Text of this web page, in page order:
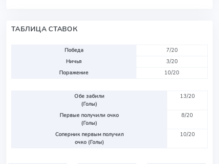
ТАБЛИЦА СТАВОК
Победа
7/20
Ничья
3/20
Поражение
10/20
Обе забили
(Голы)
13/20
Первые получили очко
(Голы)
8/20
Соперник первым получил
очко (Голы)
10/20